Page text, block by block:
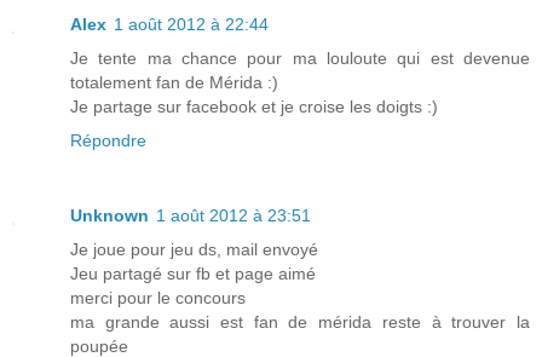
Alex 1 août 2012 à 22:44
Je tente ma chance pour ma louloute qui est devenue
totalement fan de Mérida :)
Je partage sur facebook et je croise les doigts :)
Répondre
Unknown 1 août 2012 à 23:51
Je joue pour jeu ds, mail envoyé
Jeu partagé sur fb et page aimé
merci pour le concours
ma grande aussi est fan de mérida reste à trouver la
poupée